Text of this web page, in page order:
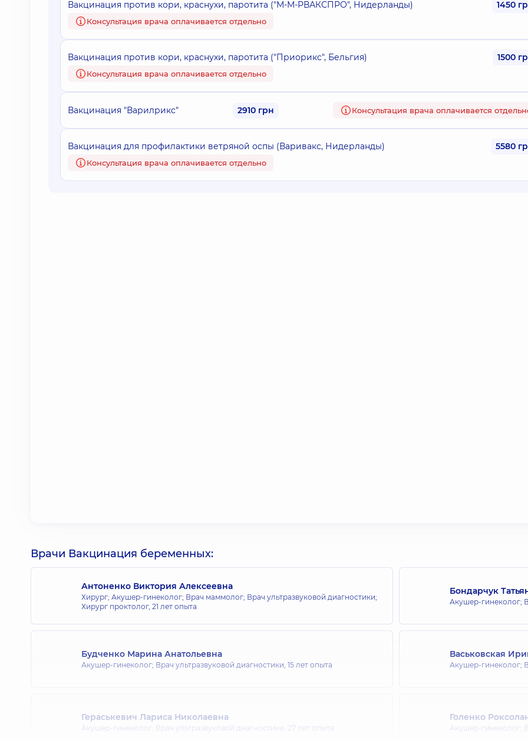
Вакцинация против кори, краснухи, паротита ("М-М-РВАКСПРО", Нидерланды) 1450
Консультация врача оплачивается отдельно
Вакцинация против кори, краснухи, паротита ("Приорикс", Бельгия) 1500
Консультация врача оплачивается отдельно
Вакцинация "Варилрикс" 2910 грн Консультация врача оплачивается
Вакцинация для профилактики ветряной оспы (Варивакс, Нидерланды) 5580
Консультация врача оплачивается отдельно
Врачи Вакцинация беременных:
Антоненко Виктория Алексеевна
Хирург; Акушер-гинеколог; Врач маммолог; Врач ультразвуковой диагностики;
Хирург проктолог, 21 лет опыта
Бондарчук
Акушер-гинеколог;
Будченко Марина Анатольевна
Акушер-гинеколог; Врач ультразвуковой диагностики, 15 лет опыта
Васьковская
Акушер-гинеколог;
Гераськевич Лариса Николаевна
Акушер-гинеколог; Врач ультразвуковой диагностики, 27 лет опыта
Голенко
Акушер-гинеколог;